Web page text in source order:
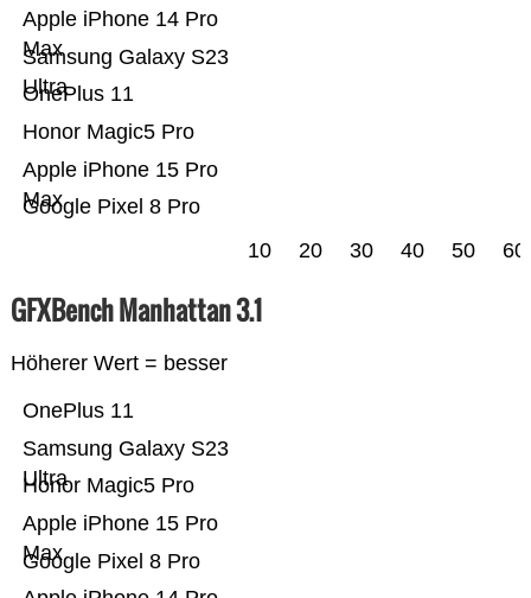
Google Pixel 8 Pro
Apple iPhone 15 Pro
Max
Honor Magic5 Pro
OnePlus 11
Samsung Galaxy S23
Ultra
Apple iPhone 14 Pro
Max
10 20 30 40 50 60
GFXBench Manhattan 3.1
Höherer Wert = besser
Google Pixel 8 Pro
Apple iPhone 15 Pro
Max
Honor Magic5 Pro
Samsung Galaxy S23
Ultra
OnePlus 11